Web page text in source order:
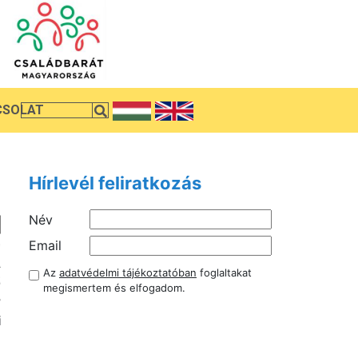
Hírlevél feliratkozás
Név
Email
Az adatvédelmi tájékoztatóban foglaltakat
megismertem és elfogadom.